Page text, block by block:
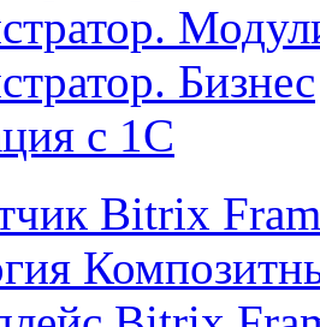
Бизнес
с 1С
Bitrix